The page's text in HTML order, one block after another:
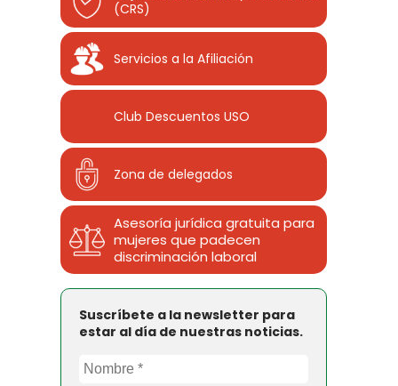
(CRS)
Servicios a la Afiliación
Club Descuentos USO
Zona de delegados
Asesoría jurídica gratuita para
mujeres que padecen
discriminación laboral
Suscríbete a la newsletter para
estar al día de nuestras noticias.